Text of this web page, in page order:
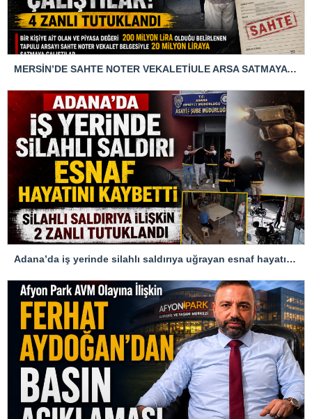
MERSİN’DE SAHTE NOTER VEKALETİULE ARSA SATMAYA ÇALIŞTIRLAR
Adana’da iş yerinde silahlı saldırıya uğrayan esnaf hayatını kaybetti